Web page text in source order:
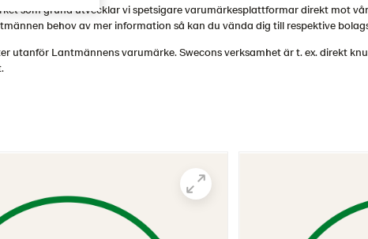
som grund utvecklar vi spetsigare varumärkesplattformar direkt mot
behov av mer information så kan du vända dig till respektive
utanför Lantmännens varumärke. Swecons verksamhet är t. ex. direkt